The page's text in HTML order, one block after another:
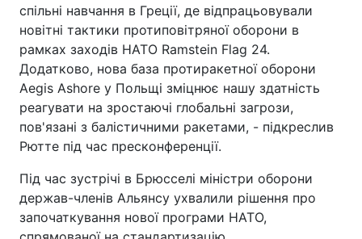
спільні навчання в Греції, де відпрацьовували
новітні тактики протиповітряної оборони в
рамках заходів НАТО Ramstein Flag 24.
Додатково, нова база протиракетної оборони
Aegis Ashore у Польщі зміцнює нашу здатність
реагувати на зростаючі глобальні загрози,
пов'язані з балістичними ракетами, - підкреслив
Рютте під час пресконференції.
Під час зустрічі в Брюсселі міністри оборони
держав-членів Альянсу ухвалили рішення про
започаткування нової програми НАТО,